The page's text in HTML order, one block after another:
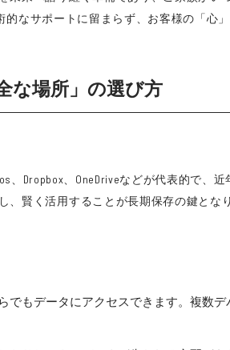
的なサポートに留まらず、お客様の「心
な場所」の選び方
、Dropbox、OneDriveなどが代表的で、近
賢く活用することが長期保存の鍵とな
でもデータにアクセスできます。複数デ